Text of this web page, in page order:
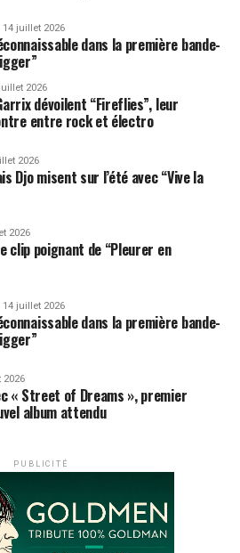
14 juillet 2026
dans la première bande-
2026
dévoilent “Fireflies”, leur
entre rock et électro
2026
Djo misent sur l’été avec “Vive la
2026
clip poignant de “Pleurer en
14 juillet 2026
dans la première bande-
2026
« Street of Dreams », premier
album attendu
PUBLICITÉ